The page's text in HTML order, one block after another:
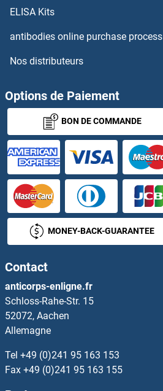
WNT16 Kits ELISA
WNT2 Kits ELISA
WNT3 Kits ELISA
WNT3A Kits ELISA
WNT4 Kits ELISA
WNT5A Kits ELISA
WNT5B Kits ELISA
WNT6 Kits ELISA
WNT7A Kits ELISA
WNT7B Kits ELISA
WNT8A Kits ELISA
WNT9A Kits ELISA
ELISA Kits
antibodies online purchase process
Nos distributeurs
Options de Paiement
BON DE COMMANDE
MONEY-BACK-GUARANTEE
Contact
anticorps-enligne.fr
Schloss-Rahe-Str. 15
52072, Aachen
Allemagne
Tel +49 (0)241 95 163 153
Fax +49 (0)241 95 163 155